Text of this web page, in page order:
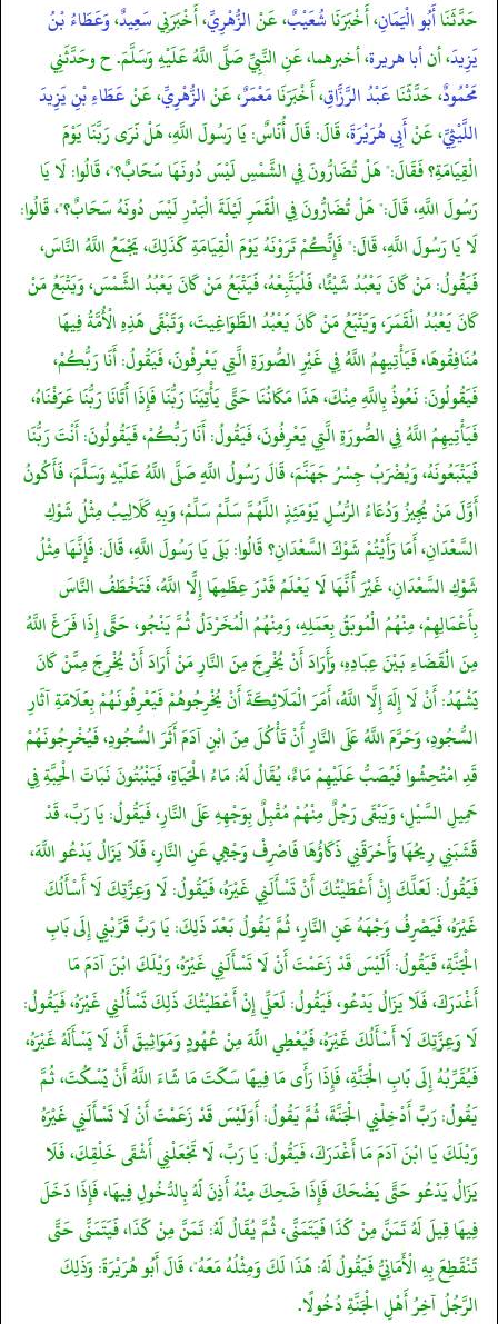
حَدَّثَنَاأَبُو الْيَمَانِ، أَخْبَرَنَاشُعَيْبٌ، عَنْالزُّهْرِيِّ، أَخْبَرَنِيسَعِيدٌ،وَعَطَاءُ بْنُ
يَزِيدَ، أنأبا هريرة، أخبرهما، عَنِ النَّبِيِّ صَلَّى اللَّهُ عَلَيْهِ وَسَلَّمَ. ح وحَدَّثَنِي
مَحْمُودٌ، حَدَّثَنَاعَبْدُ الرَّزَّاقِ، أَخْبَرَنَامَعْمَرٌ، عَنْالزُّهْرِيِّ، عَنْعَطَاءِ بْنِ يَزِيدَ
اللَّيْثِيِّ، عَنْأَبِي هُرَيْرَةَ، قَالَ: قَالَ أُنَاسٌ: يَا رَسُولَ اللَّهِ، هَلْ نَرَى رَبَّنَا يَوْمَ
الْقِيَامَةِ؟ فَقَالَ:" هَلْ تُضَارُّونَ فِي الشَّمْسِ لَيْسَ دُونَهَا سَحَابٌ؟"، قَالُوا: لَا يَا
رَسُولَ اللَّهِ، قَالَ:" هَلْ تُضَارُّونَ فِي الْقَمَرِ لَيْلَةَ الْبَدْرِ لَيْسَ دُونَهُ سَحَابٌ؟"، قَالُوا:
لَا يَا رَسُولَ اللَّهِ، قَالَ:" فَإِنَّكُمْ تَرَوْنَهُ يَوْمَ الْقِيَامَةِ كَذَلِكَ، يَجْمَعُ اللَّهُ النَّاسَ،
فَيَقُولُ: مَنْ كَانَ يَعْبُدُ شَيْئًا، فَلْيَتَّبِعْهُ، فَيَتْبَعُ مَنْ كَانَ يَعْبُدُ الشَّمْسَ، وَيَتْبَعُ مَنْ
كَانَ يَعْبُدُ الْقَمَرَ، وَيَتْبَعُ مَنْ كَانَ يَعْبُدُ الطَّوَاغِيتَ، وَتَبْقَى هَذِهِ الْأُمَّةُ فِيهَا
مُنَافِقُوهَا، فَيَأْتِيهِمُ اللَّهُ فِي غَيْرِ الصُّورَةِ الَّتِي يَعْرِفُونَ، فَيَقُولُ: أَنَا رَبُّكُمْ،
فَيَقُولُونَ: نَعُوذُ بِاللَّهِ مِنْكَ، هَذَا مَكَانُنَا حَتَّى يَأْتِيَنَا رَبُّنَا فَإِذَا أَتَانَا رَبُّنَا عَرَفْنَاهُ،
فَيَأْتِيهِمُ اللَّهُ فِي الصُّورَةِ الَّتِي يَعْرِفُونَ، فَيَقُولُ: أَنَا رَبُّكُمْ، فَيَقُولُونَ: أَنْتَ رَبُّنَا
فَيَتْبَعُونَهُ، وَيُضْرَبُ جِسْرُ جَهَنَّمَ، قَالَ رَسُولُ اللَّهِ صَلَّى اللَّهُ عَلَيْهِ وَسَلَّمَ، فَأَكُونُ
أَوَّلَ مَنْ يُجِيزُ وَدُعَاءُ الرُّسُلِ يَوْمَئِذٍ اللَّهُمَّ سَلِّمْ سَلِّمْ، وَبِهِ كَلَالِيبُ مِثْلُ شَوْكِ
السَّعْدَانِ، أَمَا رَأَيْتُمْ شَوْكَ السَّعْدَانِ؟ قَالُوا: بَلَى يَا رَسُولَ اللَّهِ، قَالَ: فَإِنَّهَا مِثْلُ
شَوْكِ السَّعْدَانِ، غَيْرَ أَنَّهَا لَا يَعْلَمُ قَدْرَ عِظَمِهَا إِلَّا اللَّهُ، فَتَخْطَفُ النَّاسَ
بِأَعْمَالِهِمْ، مِنْهُمُ الْمُوبَقُ بِعَمَلِهِ، وَمِنْهُمُ الْمُخَرْدَلُ ثُمَّ يَنْجُو، حَتَّى إِذَا فَرَغَ اللَّهُ
مِنَ الْقَضَاءِ بَيْنَ عِبَادِهِ، وَأَرَادَ أَنْ يُخْرِجَ مِنَ النَّارِ مَنْ أَرَادَ أَنْ يُخْرِجَ مِمَّنْ كَانَ
يَشْهَدُ: أَنْ لَا إِلَهَ إِلَّا اللَّهُ، أَمَرَ الْمَلَائِكَةَ أَنْ يُخْرِجُوهُمْ فَيَعْرِفُونَهُمْ بِعَلَامَةِ آثَارِ
السُّجُودِ، وَحَرَّمَ اللَّهُ عَلَى النَّارِ أَنْ تَأْكُلَ مِنَ ابْنِ آدَمَ أَثَرَ السُّجُودِ، فَيُخْرِجُونَهُمْ
قَدِ امْتُحِشُوا فَيُصَبُّ عَلَيْهِمْ مَاءٌ، يُقَالُ لَهُ: مَاءُ الْحَيَاةِ، فَيَنْبُتُونَ نَبَاتَ الْحِبَّةِ فِي
حَمِيلِ السَّيْلِ، وَيَبْقَى رَجُلٌ مِنْهُمْ مُقْبِلٌ بِوَجْهِهِ عَلَى النَّارِ، فَيَقُولُ: يَا رَبِّ، قَدْ
قَشَبَنِي رِيحُهَا وَأَحْرَقَنِي ذَكَاؤُهَا فَاصْرِفْ وَجْهِي عَنِ النَّارِ، فَلَا يَزَالُ يَدْعُو اللَّهَ،
فَيَقُولُ: لَعَلَّكَ إِنْ أَعْطَيْتُكَ أَنْ تَسْأَلَنِي غَيْرَهُ، فَيَقُولُ: لَا وَعِزَّتِكَ لَا أَسْأَلُكَ
غَيْرَهُ، فَيَصْرِفُ وَجْهَهُ عَنِ النَّارِ، ثُمَّ يَقُولُ بَعْدَ ذَلِكَ: يَا رَبِّ قَرِّبْنِي إِلَى بَابِ
الْجَنَّةِ، فَيَقُولُ: أَلَيْسَ قَدْ زَعَمْتَ أَنْ لَا تَسْأَلَنِي غَيْرَهُ، وَيْلَكَ ابْنَ آدَمَ مَا
أَغْدَرَكَ، فَلَا يَزَالُ يَدْعُو، فَيَقُولُ: لَعَلِّي إِنْ أَعْطَيْتُكَ ذَلِكَ تَسْأَلُنِي غَيْرَهُ، فَيَقُولُ:
لَا وَعِزَّتِكَ لَا أَسْأَلُكَ غَيْرَهُ، فَيُعْطِي اللَّهَ مِنْ عُهُودٍ وَمَوَاثِيقَ أَنْ لَا يَسْأَلَهُ غَيْرَهُ،
فَيُقَرِّبُهُ إِلَى بَابِ الْجَنَّةِ، فَإِذَا رَأَى مَا فِيهَا سَكَتَ مَا شَاءَ اللَّهُ أَنْ يَسْكُتَ، ثُمَّ
يَقُولُ: رَبِّ أَدْخِلْنِي الْجَنَّةَ، ثُمَّ يَقُولُ: أَوَلَيْسَ قَدْ زَعَمْتَ أَنْ لَا تَسْأَلَنِي غَيْرَهُ
وَيْلَكَ يَا ابْنَ آدَمَ مَا أَغْدَرَكَ، فَيَقُولُ: يَا رَبِّ، لَا تَجْعَلْنِي أَشْقَى خَلْقِكَ، فَلَا
يَزَالُ يَدْعُو حَتَّى يَضْحَكَ فَإِذَا ضَحِكَ مِنْهُ أَذِنَ لَهُ بِالدُّخُولِ فِيهَا، فَإِذَا دَخَلَ
فِيهَا قِيلَ لَهُ تَمَنَّ مِنْ كَذَا فَيَتَمَنَّى، ثُمَّ يُقَالُ لَهُ: تَمَنَّ مِنْ كَذَا، فَيَتَمَنَّى حَتَّى
تَنْقَطِعَ بِهِ الْأَمَانِيُّ فَيَقُولُ لَهُ: هَذَا لَكَ وَمِثْلُهُ مَعَهُ"، قَالَ أَبُو هُرَيْرَةَ: وَذَلِكَ
الرَّجُلُ آخِرُ أَهْلِ الْجَنَّةِ دُخُولًا.